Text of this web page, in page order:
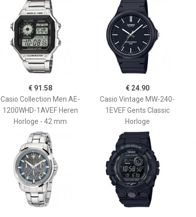
€ 91.58
Casio Collection Men AE-
1200WHD-1AVEF Heren
Horloge - 42 mm
€ 24.90
Casio Vintage MW-240-
1EVEF Gents Classic
Horloge